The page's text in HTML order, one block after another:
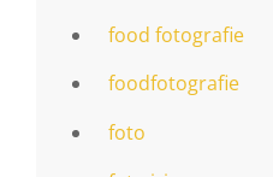
food fotografie
foodfotografie
foto